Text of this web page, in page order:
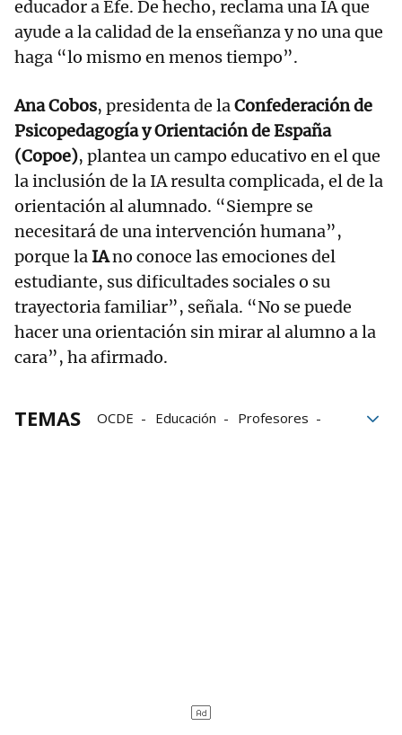
educador a Efe. De hecho, reclama una IA que
ayude a la calidad de la enseñanza y no una que
haga “lo mismo en menos tiempo”.
Ana Cobos, presidenta de laConfederación de
Psicopedagogía y Orientación de España
(Copoe), plantea un campo educativo en el que
la inclusión de la IA resulta complicada, el de la
orientación al alumnado. “Siempre se
necesitará de una intervención humana”,
porque la IAno conoce las emociones del
estudiante, sus dificultades sociales o su
trayectoria familiar”, señala. “No se puede
hacer una orientación sin mirar al alumno a la
cara”, ha afirmado.
TEMAS OCDE Educación
Profesores